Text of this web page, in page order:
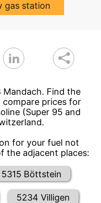
gas station
Mandach. Find the
compare prices for
(Super 95 and
for your fuel not
the adjacent places:
5315 Böttstein
5234 Villigen